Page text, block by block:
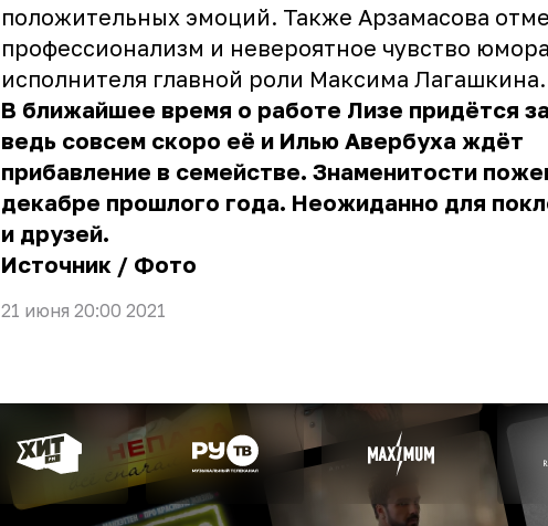
положительных эмоций. Также Арзамасова
профессионализм и невероятное чувство
исполнителя главной роли Максима
В ближайшее время о работе Лизе придётся
ведь совсем скоро её и Илью Авербуха ждёт
прибавление в семействе. Знаменитости
декабре прошлого года. Неожиданно для
и друзей.
Источник / Фото
21 июня 20:00 2021